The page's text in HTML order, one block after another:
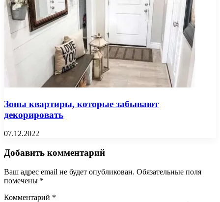
Зоны квартиры, которые забывают
декорировать
07.12.2022
Добавить комментарий
Ваш адрес email не будет опубликован. Обязательные поля
помечены *
Комментарий *